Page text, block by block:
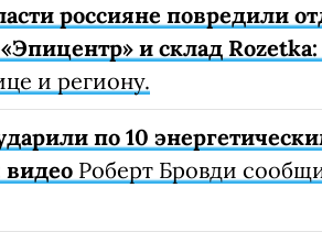
россияне повредили
и склад
и региону.
по 10
видео Роберт Бровди